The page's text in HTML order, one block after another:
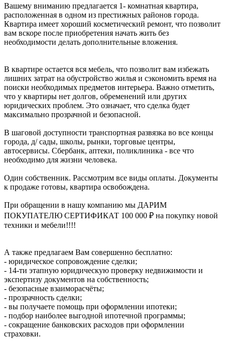
Вашему вниманию предлагается 1- комнатная квартира,
расположенная в одном из престижных районов города.
Квартира имеет хороший косметический ремонт, что позволит
вам вскоре после приобретения начать жить без
необходимости делать дополнительные вложения.
В квартире остается вся мебель, что позволит вам избежать
лишних затрат на обустройство жилья и сэкономить время на
поиски необходимых предметов интерьера. Важно отметить,
что у квартиры нет долгов, обременений или других
юридических проблем. Это означает, что сделка будет
максимально прозрачной и безопасной.
В шаговой доступности транспортная развязка во все концы
города, д/ сады, школы, рынки, торговые центры,
автосервисы. Сбербанк, аптеки, поликлиника - все что
необходимо для жизни человека.
Один собственник. Рассмотрим все виды оплаты. Документы
к продаже готовы, квартира освобождена.
При обращении в нашу компанию мы ДАРИМ
ПОКУПАТЕЛЮ СЕРТИФИКАТ 100 000 ₽ на покупку новой
техники и мебели!!!!
А также предлагаем Вам совершенно бесплатно:
- юридическое сопровождение сделки;
- 14-ти этапную юридическую проверку недвижимости и
экспертизу документов на собственность;
- безопасные взаиморасчёты;
- прозрачность сделки;
- вы получаете помощь при оформлении ипотеки;
- подбор наиболее выгодной ипотечной программы;
- сокращение банковских расходов при оформлении
страховки.